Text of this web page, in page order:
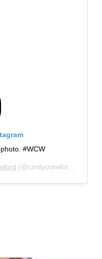
#WCW
(@cindycrawford) in data: